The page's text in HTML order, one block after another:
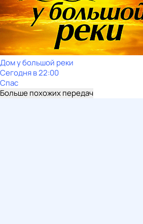
Дом у большой реки
Сегодня в 22:00
Спас
Больше похожих передач